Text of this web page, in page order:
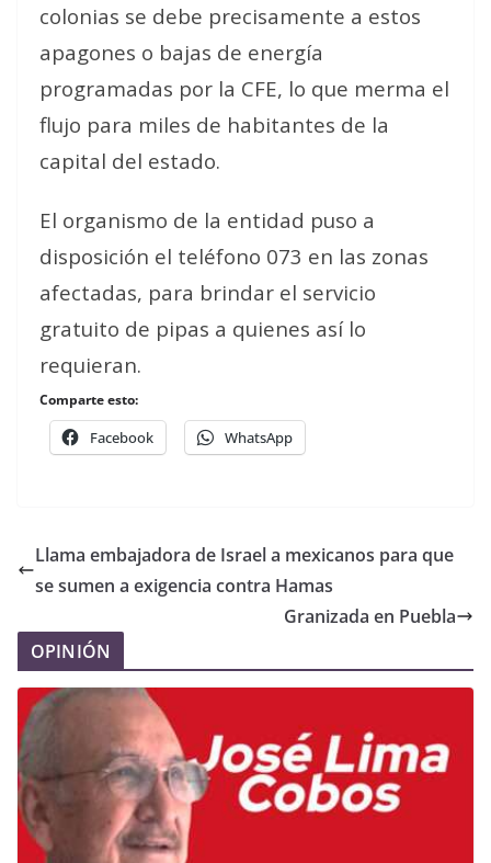
colonias se debe precisamente a estos
apagones o bajas de energía
programadas por la CFE, lo que merma el
flujo para miles de habitantes de la
capital del estado.
El organismo de la entidad puso a
disposición el teléfono 073 en las zonas
afectadas, para brindar el servicio
gratuito de pipas a quienes así lo
requieran.
Comparte esto:
Facebook WhatsApp
Llama embajadora de Israel a mexicanos para que
se sumen a exigencia contra Hamas
Granizada en Puebla
OPINIÓN